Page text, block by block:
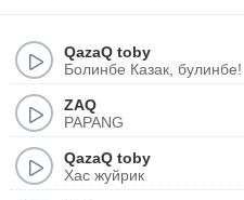
QazaQ toby
Болинбе Казак, булинбе!
ZAQ
PAPANG
QazaQ toby
Хас жуйрик